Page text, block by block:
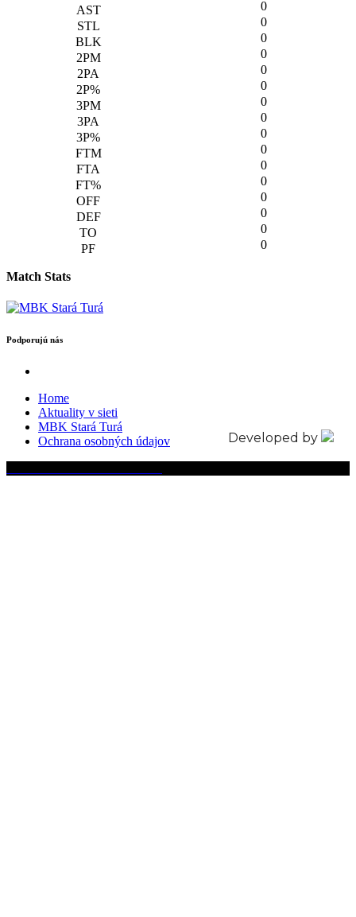
0
0
0
0
0
0
0
0
0
0
0
0
0
0
0
0
Match Stats
Podporujú nás
Home
Aktuality v sieti
MBK Stará Turá
Ochrana osobných údajov
Developed by